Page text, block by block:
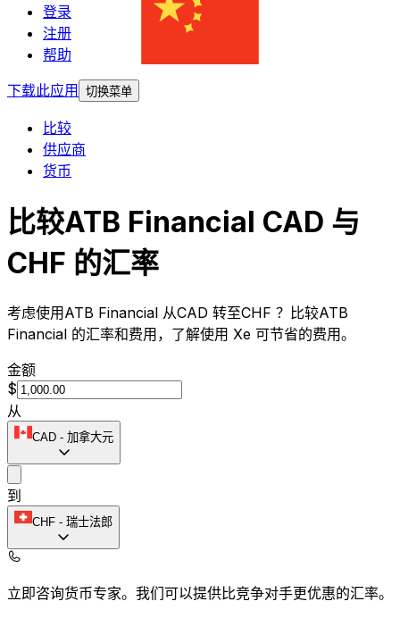
登录
注册
帮助
下载此应用
切换菜单
比较
供应商
货币
比较ATB Financial CAD 与
CHF 的汇率
考虑使用ATB Financial 从CAD 转至CHF ？比较ATB
Financial 的汇率和费用，了解使用 Xe 可节省的费用。
金额
$
从
CAD - 加拿大元
到
CHF - 瑞士法郎
立即咨询货币专家。 我们可以提供比竞争对手更优惠的汇率。